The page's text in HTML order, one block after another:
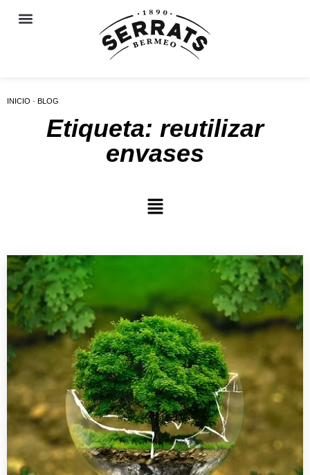
INICIO · BLOG
Etiqueta: reutilizar
envases